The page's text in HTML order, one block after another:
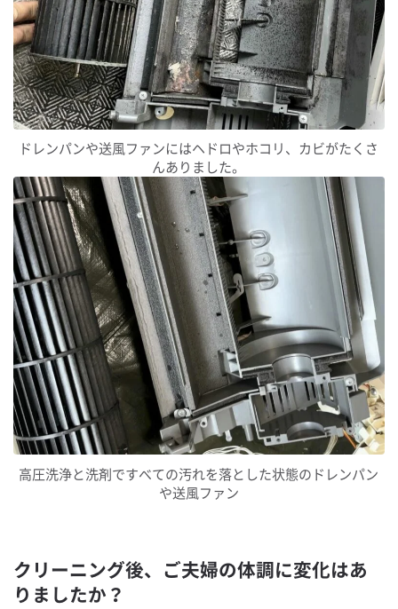
ドレンパンや送風ファンにはヘドロやホコリ、カビがたくさ
んありました。
高圧洗浄と洗剤ですべての汚れを落とした状態のドレンパン
や送風ファン
クリーニング後、ご夫婦の体調に変化はあ
りましたか？